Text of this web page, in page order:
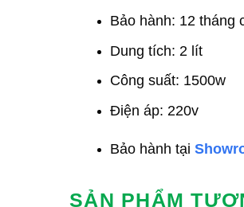
Bảo hành: 12 tháng
Dung tích: 2 lít
Công suất: 1500w
Điện áp: 220v
Bảo hành tại
SẢN PHẨM